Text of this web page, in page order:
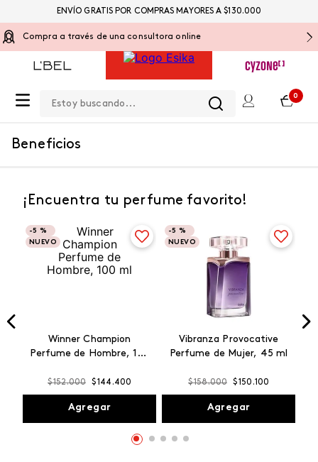
Compra a través de una consultora online
0
ENVÍO GRATIS POR COMPRAS MAYORES A $130.000
Beneficios
¡Encuentra tu perfume favorito!
-5 %
NUEVO
Winner Champion
Perfume de Hombre, 100
$152.000 $144 .400
Agregar
-5 %
NUEVO
Vibranza Provocative
Perfume de Mujer, 45 ml
$158.000 $150 .100
Agregar